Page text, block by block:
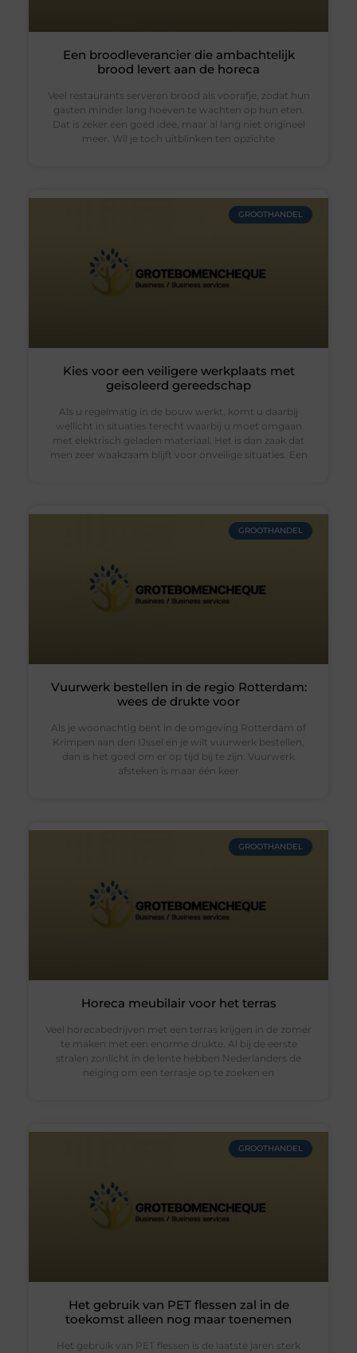
Een broodleverancier die ambachtelijk
brood levert aan de horeca
Veel restaurants serveren brood als voorafje, zodat hun
gasten minder lang hoeven te wachten op hun eten.
Dat is zeker een goed idee, maar al lang niet origineel
meer. Wil je toch uitblinken ten opzichte
GROOTHANDEL
Kies voor een veiligere werkplaats met
geïsoleerd gereedschap
Als u regelmatig in de bouw werkt, komt u daarbij
wellicht in situaties terecht waarbij u moet omgaan
met elektrisch geladen materiaal. Het is dan zaak dat
men zeer waakzaam blijft voor onveilige situaties. Een
GROOTHANDEL
Vuurwerk bestellen in de regio Rotterdam:
wees de drukte voor
Als je woonachtig bent in de omgeving Rotterdam of
Krimpen aan den IJssel en je wilt vuurwerk bestellen,
dan is het goed om er op tijd bij te zijn. Vuurwerk
afsteken is maar één keer
GROOTHANDEL
Horeca meubilair voor het terras
Veel horecabedrijven met een terras krijgen in de zomer
te maken met een enorme drukte. Al bij de eerste
stralen zonlicht in de lente hebben Nederlanders de
neiging om een terrasje op te zoeken en
GROOTHANDEL
Het gebruik van PET flessen zal in de
toekomst alleen nog maar toenemen
Het gebruik van PET flessen is de laatste jaren sterk